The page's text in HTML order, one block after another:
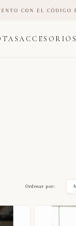
RAVAC15 ✦
ACCESORIOS
Ordenar por: